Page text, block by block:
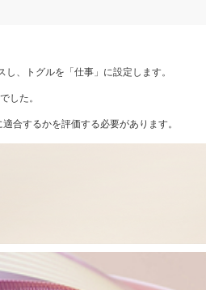
、トグルを「仕事」に設定します。
した。
合するかを評価する必要があります。